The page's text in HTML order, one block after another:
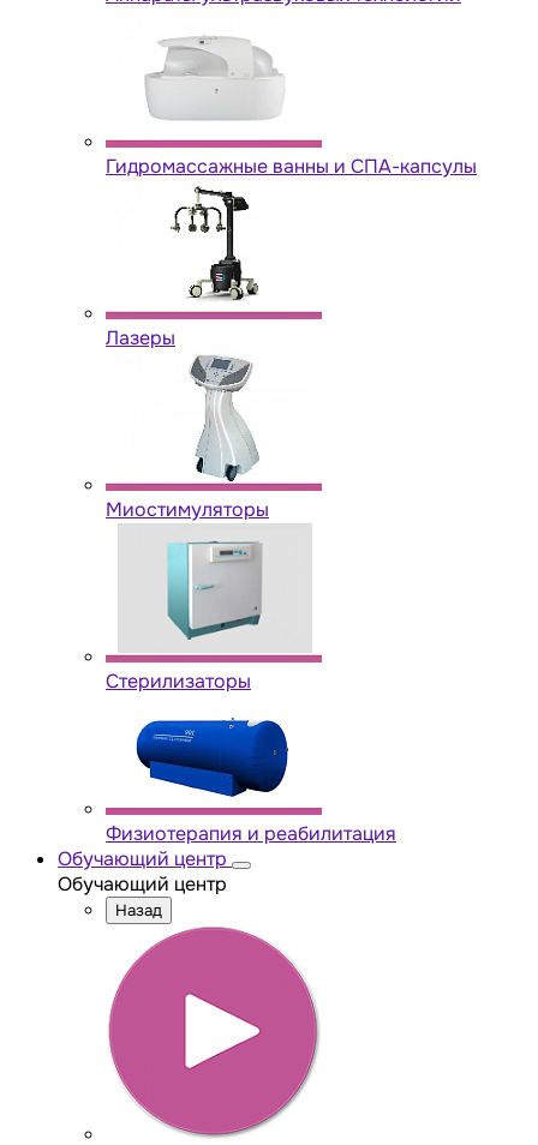
Гидромассажные ванны и СПА-капсулы
Лазеры
Миостимуляторы
Стерилизаторы
Физиотерапия и реабилитация
Обучающий центр
Обучающий центр
Назад